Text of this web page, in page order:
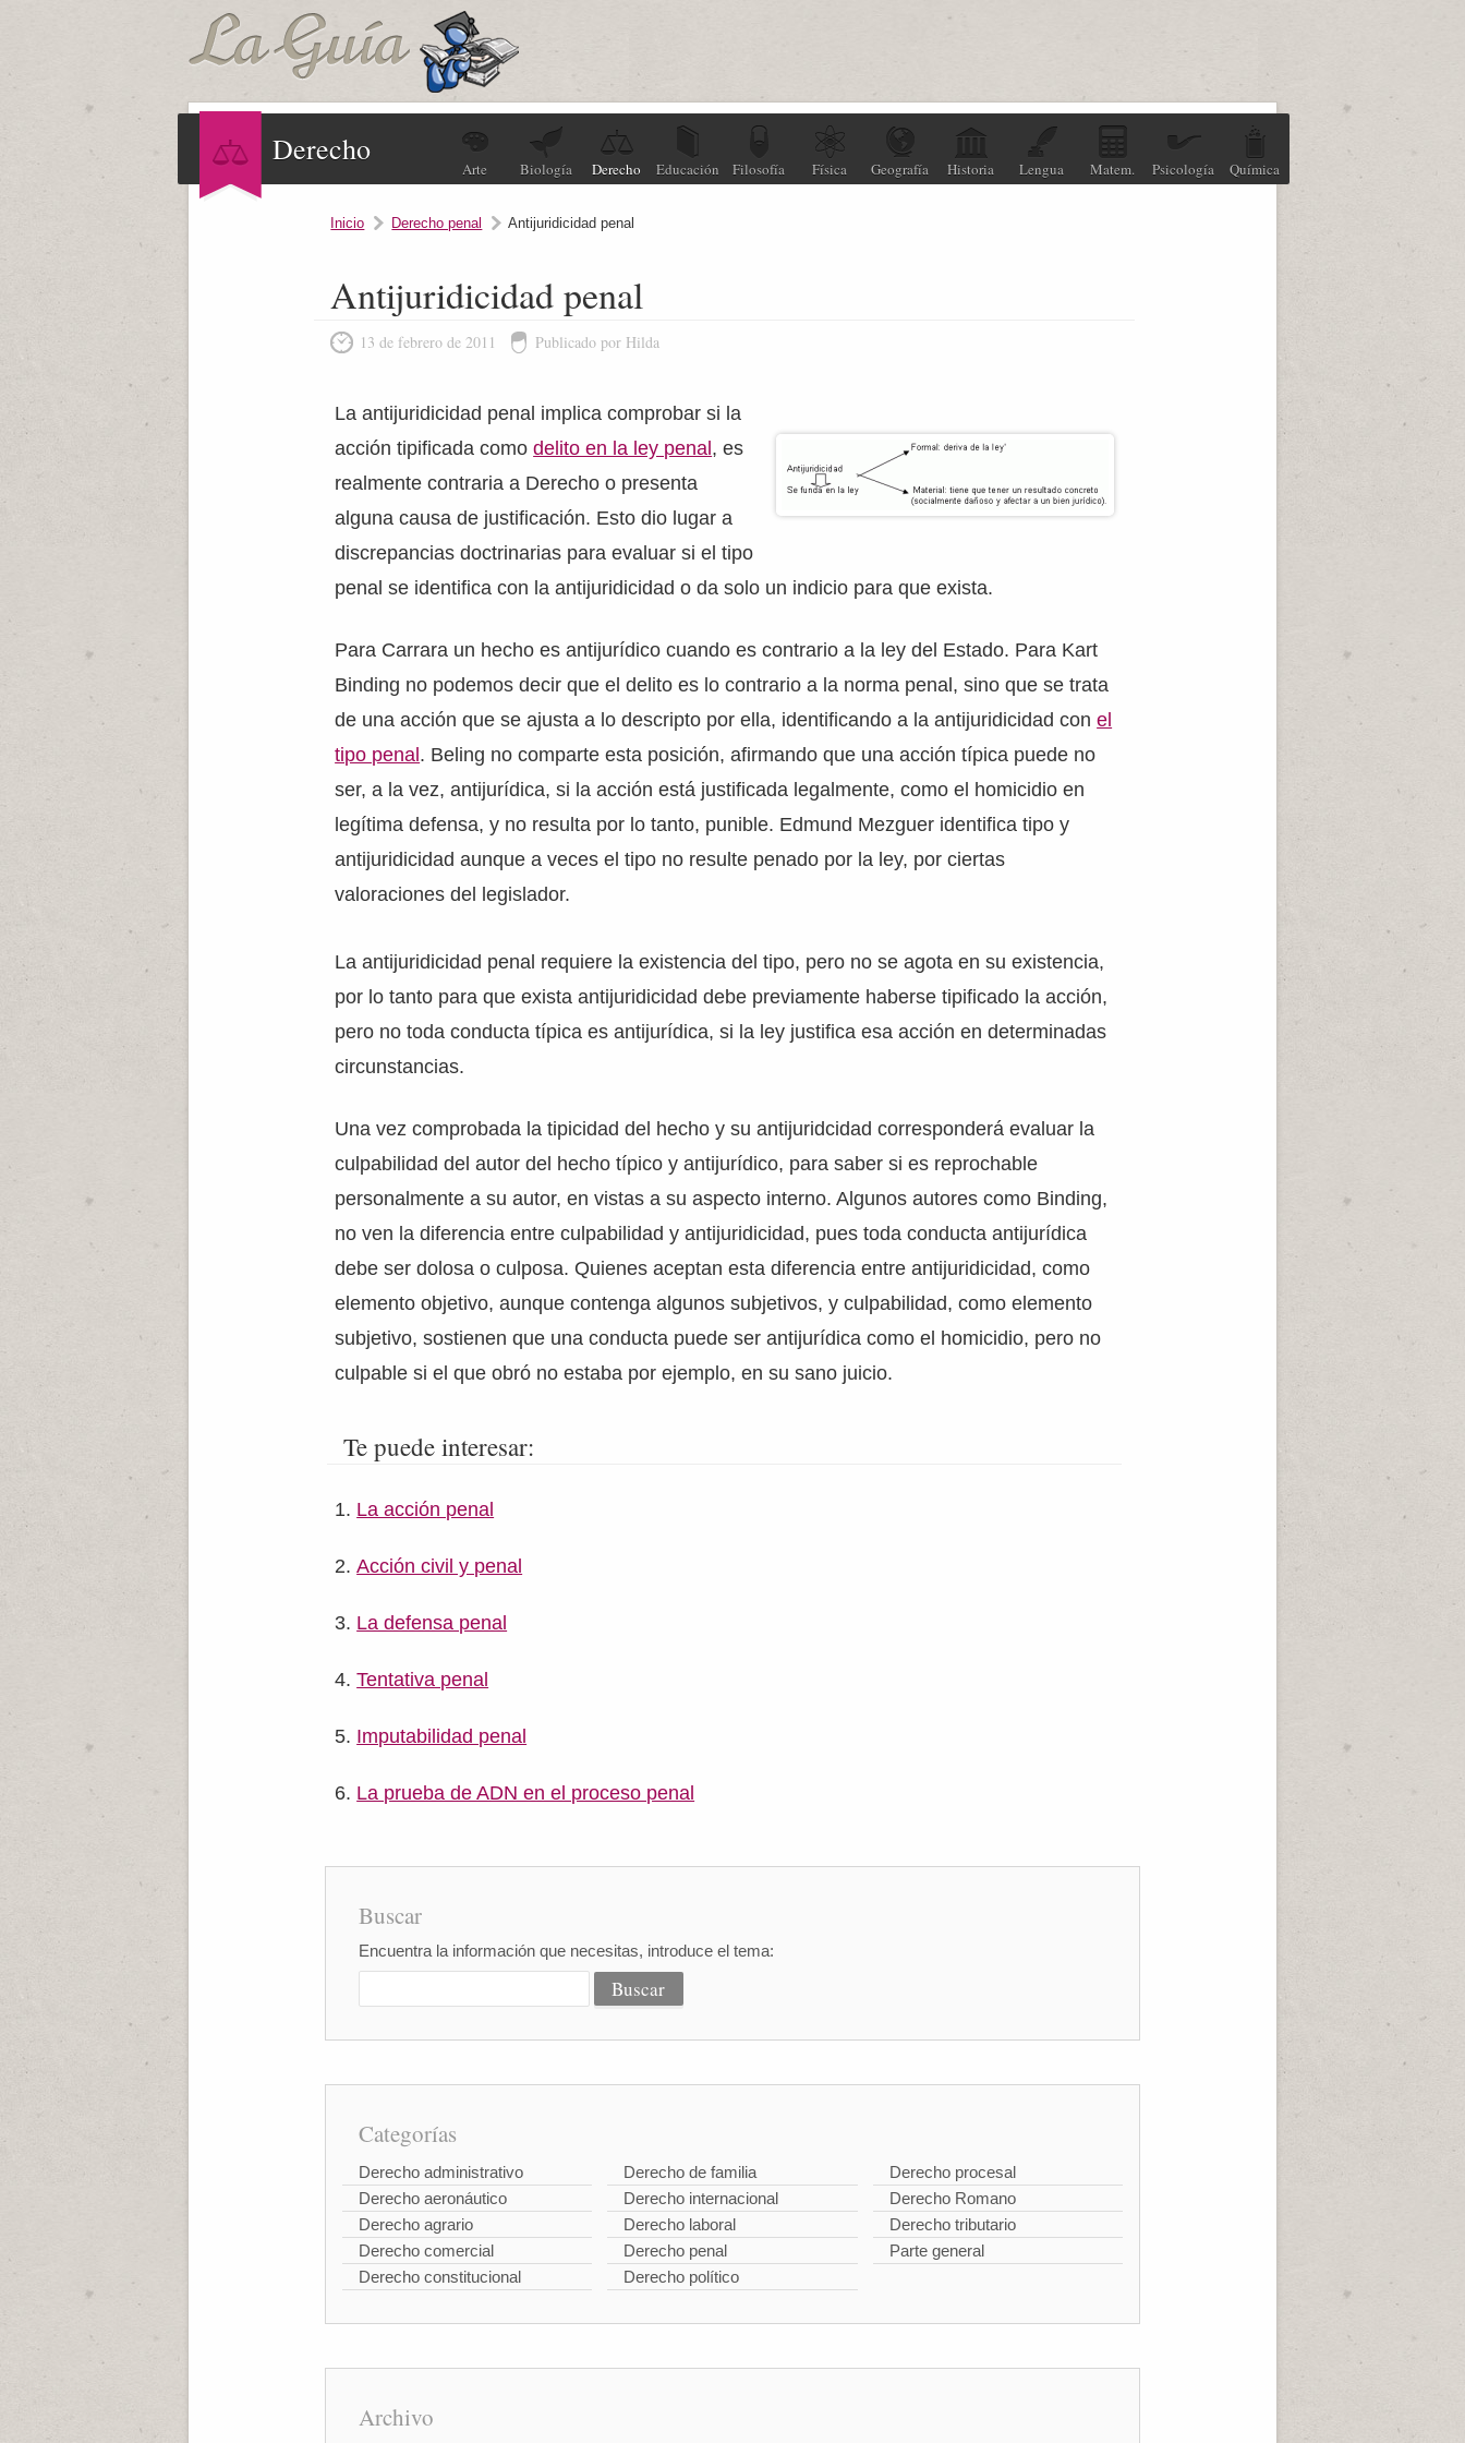
Derecho
Arte Biología Derecho Educación Filosofía Física Geografía Historia Lengua Matem. Psicología Química
Inicio Derecho penal Antijuridicidad penal
Antijuridicidad penal
13 de febrero de 2011 Publicado por Hilda
La antijuridicidad penal implica comprobar si la
acción tipificada comodelito en la ley penal , es
realmente contraria a Derecho o presenta
alguna causa de justificación. Esto dio lugar a
discrepancias doctrinarias para evaluar si el tipo
penal se identifica con la antijuridicidad o da solo un indicio para que exista.
Para Carrara un hecho es antijurídico cuando es contrario a la ley del Estado. Para Kart
Binding no podemos decir que el delito es lo contrario a la norma penal, sino que se trata
de una acción que se ajusta a lo descripto por ella, identificando a la antijuridicidad conel
tipo penal . Beling no comparte esta posición, afirmando que una acción típica puede no
ser, a la vez, antijurídica, si la acción está justificada legalmente, como el homicidio en
legítima defensa, y no resulta por lo tanto, punible. Edmund Mezguer identifica tipo y
antijuridicidad aunque a veces el tipo no resulte penado por la ley, por ciertas
valoraciones del legislador.
La antijuridicidad penal requiere la existencia del tipo, pero no se agota en su existencia,
por lo tanto para que exista antijuridicidad debe previamente haberse tipificado la acción,
pero no toda conducta típica es antijurídica, si la ley justifica esa acción en determinadas
circunstancias.
Una vez comprobada la tipicidad del hecho y su antijuridcidad corresponderá evaluar la
culpabilidad del autor del hecho típico y antijurídico, para saber si es reprochable
personalmente a su autor, en vistas a su aspecto interno. Algunos autores como Binding,
no ven la diferencia entre culpabilidad y antijuridicidad, pues toda conducta antijurídica
debe ser dolosa o culposa. Quienes aceptan esta diferencia entre antijuridicidad, como
elemento objetivo, aunque contenga algunos subjetivos, y culpabilidad, como elemento
subjetivo, sostienen que una conducta puede ser antijurídica como el homicidio, pero no
culpable si el que obró no estaba por ejemplo, en su sano juicio.
Te puede interesar:
La acción penal
Acción civil y penal
La defensa penal
Tentativa penal
Imputabilidad penal
La prueba de ADN en el proceso penal
Buscar
Encuentra la información que necesitas, introduce el tema:
Categorías
Derecho administrativo
Derecho aeronáutico
Derecho agrario
Derecho comercial
Derecho constitucional
Derecho de familia
Derecho internacional
Derecho laboral
Derecho penal
Derecho político
Derecho procesal
Derecho Romano
Derecho tributario
Parte general
Archivo